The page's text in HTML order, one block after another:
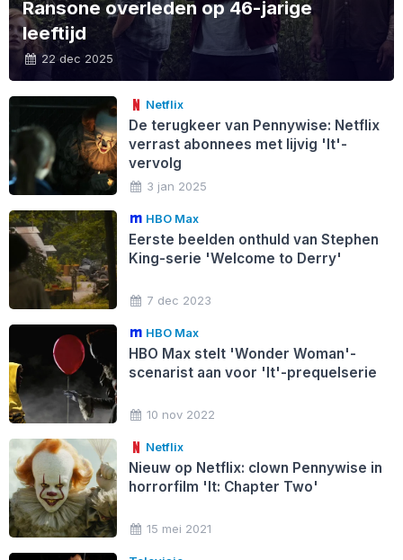
Ransone overleden op 46-jarige
leeftijd
22 dec 2025
Netflix
De terugkeer van Pennywise: Netflix
verrast abonnees met lijvig 'It'-
vervolg
3 jan 2025
HBO Max
Eerste beelden onthuld van Stephen
King-serie 'Welcome to Derry'
7 dec 2023
HBO Max
HBO Max stelt 'Wonder Woman'-
scenarist aan voor 'It'-prequelserie
10 nov 2022
Netflix
Nieuw op Netflix: clown Pennywise in
horrorfilm 'It: Chapter Two'
15 mei 2021